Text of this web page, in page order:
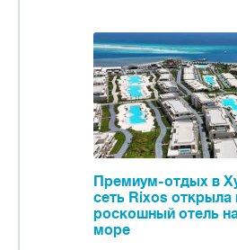
Премиум-отдых в
сеть Rixos открыла
роскошный отель
море